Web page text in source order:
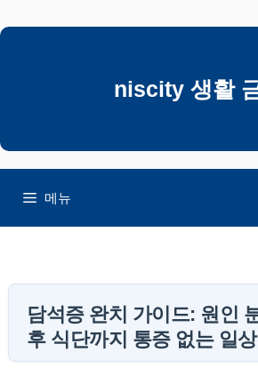
텐
뛰
niscity 생활
메뉴
담석증 완치 가이드: 원인
후 식단까지 통증 없는 일